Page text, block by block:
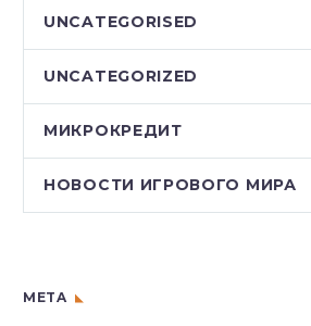
UNCATEGORISED
UNCATEGORIZED
МИКРОКРЕДИТ
НОВОСТИ ИГРОВОГО МИРА
META